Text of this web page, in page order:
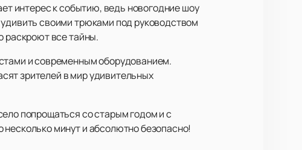
интерес к событию, ведь новогодние шоу
своими трюками под руководством
раскроют все тайны.
и современным оборудованием.
зрителей в мир удивительных
попрощаться со старым годом и с
минут и абсолютно безопасно!